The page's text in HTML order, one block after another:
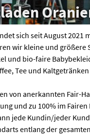
sich seit August 2021
wir kleine und größere
und bio-faire
Tee und
von anerkannten Fair-
und zu 100% im
jede Kundin/jeder
entlang der